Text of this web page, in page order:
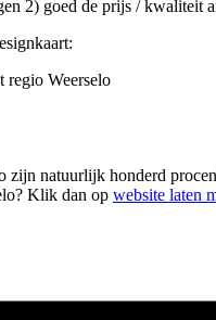
2) goed de prijs / kwaliteit
regio Weerselo
zijn natuurlijk honderd
Klik dan op website laten